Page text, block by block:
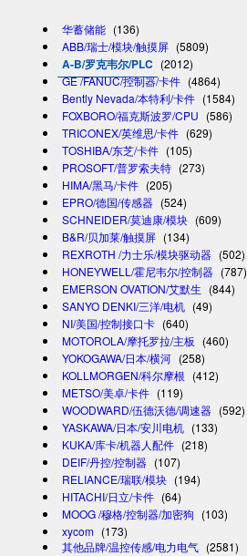
华蓄储能 (136)
ABB/瑞士/模块/触摸屏 (5809)
A-B/罗克韦尔/PLC (2012)
GE /FANUC/控制器/卡件 (4864)
Bently Nevada/本特利/卡件 (1584)
FOXBORO/福克斯波罗/CPU (586)
TRICONEX/英维思/卡件 (629)
TOSHIBA/东芝/卡件 (105)
PROSOFT/普罗索夫特 (273)
HIMA/黑马/卡件 (205)
EPRO/德国/传感器 (524)
SCHNEIDER/莫迪康/模块 (609)
B&R/贝加莱/触摸屏 (134)
REXROTH /力士乐/模块驱动器 (502)
HONEYWELL/霍尼韦尔/控制器 (787)
EMERSON OVATION/艾默生 (844)
SANYO DENKI/三洋/电机 (49)
NI/美国/控制接口卡 (640)
MOTOROLA/摩托罗拉/主板 (460)
YOKOGAWA/日本/横河 (258)
KOLLMORGEN/科尔摩根 (412)
METSO/美卓/卡件 (119)
WOODWARD/伍德沃德/调速器 (592)
YASKAWA/日本/安川电机 (133)
KUKA/库卡/机器人配件 (218)
DEIF/丹控/控制器 (107)
RELIANCE/瑞联/模块 (194)
HITACHI/日立/卡件 (64)
MOOG /穆格/控制器/加密狗 (103)
xycom (173)
其他品牌/温控传感/电力电气 (2581)